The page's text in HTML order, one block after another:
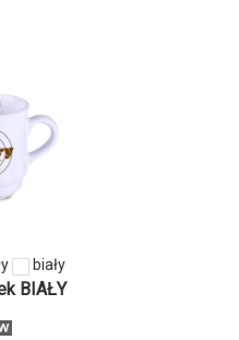
ilości
produktu
M_485
biały
BIAŁY